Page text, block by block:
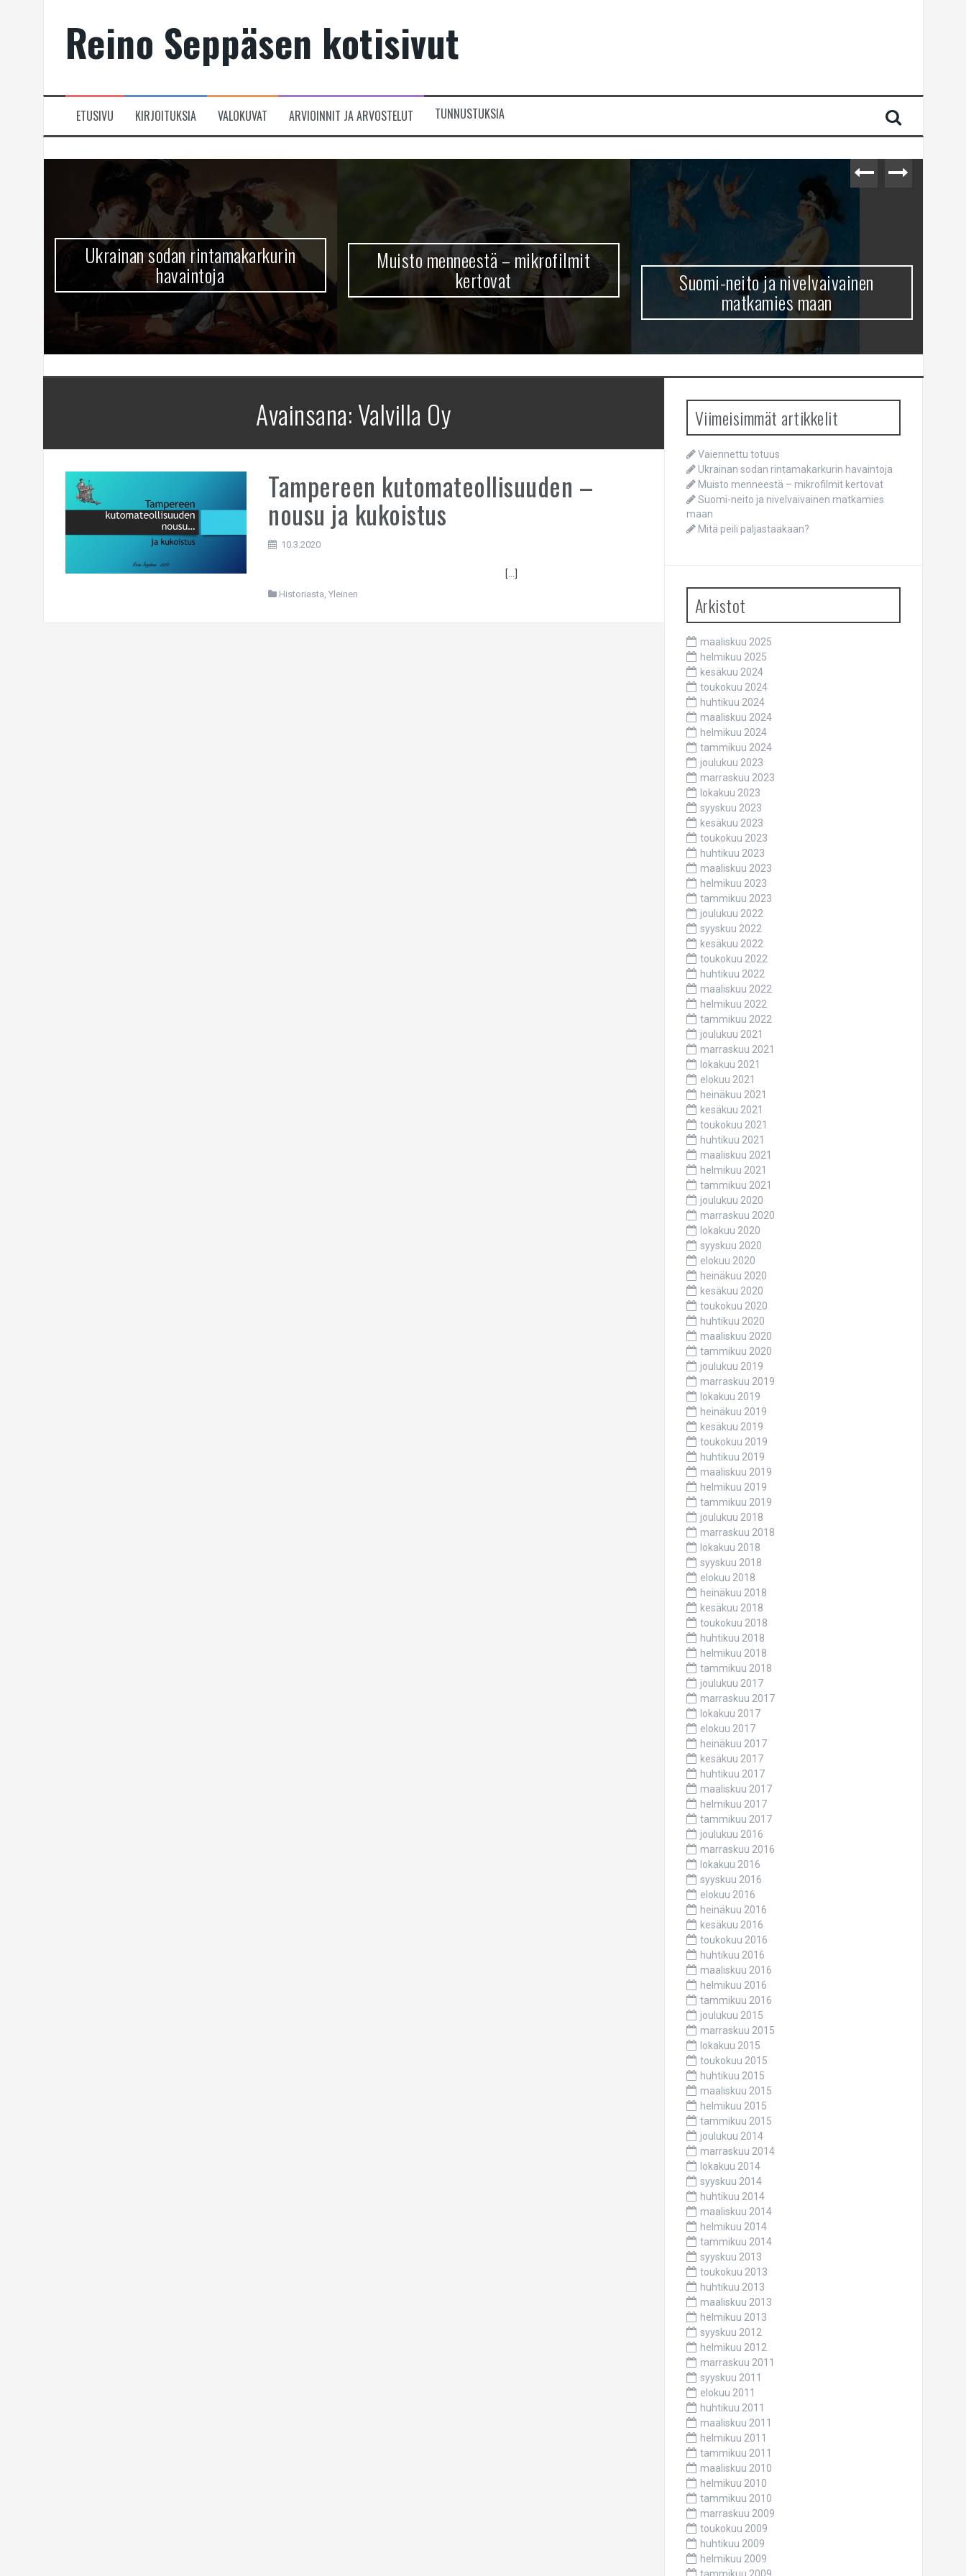
Reino Seppäsen kotisivut
ETUSIVU KIRJOITUKSIA VALOKUVAT ARVIOINNIT JA ARVOSTELUT TUNNUSTUKSIA
Ukrainan sodan rintamakarkurin
havaintoja
Muisto menneestä – mikrofilmit
kertovat Suomi-neito ja nivelvaivainen
matkamies maan
Avainsana:Valvilla Oy
Tampereen kutomateollisuuden –
nousu ja kukoistus
10.3.2020
[…]
Historiasta,Yleinen
Viimeisimmät artikkelit
Vaiennettu totuus
Ukrainan sodan rintamakarkurin havaintoja
Muisto menneestä – mikrofilmit kertovat
Suomi-neito ja nivelvaivainen matkamies
maan
Mitä peili paljastaakaan?
Arkistot
maaliskuu 2025
helmikuu 2025
kesäkuu 2024
toukokuu 2024
huhtikuu 2024
maaliskuu 2024
helmikuu 2024
tammikuu 2024
joulukuu 2023
marraskuu 2023
lokakuu 2023
syyskuu 2023
kesäkuu 2023
toukokuu 2023
huhtikuu 2023
maaliskuu 2023
helmikuu 2023
tammikuu 2023
joulukuu 2022
syyskuu 2022
kesäkuu 2022
toukokuu 2022
huhtikuu 2022
maaliskuu 2022
helmikuu 2022
tammikuu 2022
joulukuu 2021
marraskuu 2021
lokakuu 2021
elokuu 2021
heinäkuu 2021
kesäkuu 2021
toukokuu 2021
huhtikuu 2021
maaliskuu 2021
helmikuu 2021
tammikuu 2021
joulukuu 2020
marraskuu 2020
lokakuu 2020
syyskuu 2020
elokuu 2020
heinäkuu 2020
kesäkuu 2020
toukokuu 2020
huhtikuu 2020
maaliskuu 2020
tammikuu 2020
joulukuu 2019
marraskuu 2019
lokakuu 2019
heinäkuu 2019
kesäkuu 2019
toukokuu 2019
huhtikuu 2019
maaliskuu 2019
helmikuu 2019
tammikuu 2019
joulukuu 2018
marraskuu 2018
lokakuu 2018
syyskuu 2018
elokuu 2018
heinäkuu 2018
kesäkuu 2018
toukokuu 2018
huhtikuu 2018
helmikuu 2018
tammikuu 2018
joulukuu 2017
marraskuu 2017
lokakuu 2017
elokuu 2017
heinäkuu 2017
kesäkuu 2017
huhtikuu 2017
maaliskuu 2017
helmikuu 2017
tammikuu 2017
joulukuu 2016
marraskuu 2016
lokakuu 2016
syyskuu 2016
elokuu 2016
heinäkuu 2016
kesäkuu 2016
toukokuu 2016
huhtikuu 2016
maaliskuu 2016
helmikuu 2016
tammikuu 2016
joulukuu 2015
marraskuu 2015
lokakuu 2015
toukokuu 2015
huhtikuu 2015
maaliskuu 2015
helmikuu 2015
tammikuu 2015
joulukuu 2014
marraskuu 2014
lokakuu 2014
syyskuu 2014
huhtikuu 2014
maaliskuu 2014
helmikuu 2014
tammikuu 2014
syyskuu 2013
toukokuu 2013
huhtikuu 2013
maaliskuu 2013
helmikuu 2013
syyskuu 2012
helmikuu 2012
marraskuu 2011
syyskuu 2011
elokuu 2011
huhtikuu 2011
maaliskuu 2011
helmikuu 2011
tammikuu 2011
maaliskuu 2010
helmikuu 2010
tammikuu 2010
marraskuu 2009
toukokuu 2009
huhtikuu 2009
helmikuu 2009